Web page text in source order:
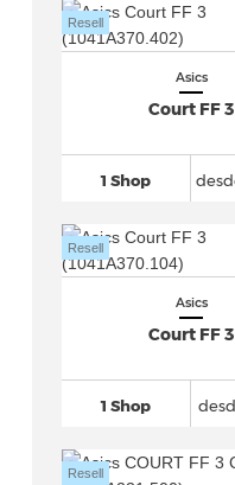
Asics
Court FF 3
1 Shop
Resell
Asics
Court FF 3
1 Shop
Resell
Resell